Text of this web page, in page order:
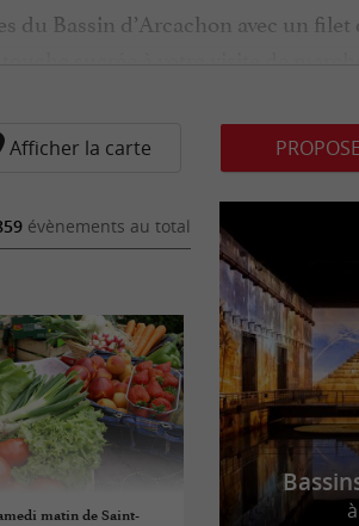
du Bassin d’Arcachon avec un
des stands. Partez à la
si réputée ? Évidement à
rosé, il vient forcément de la
Afficher la carte
évènements au total
matin de Saint-